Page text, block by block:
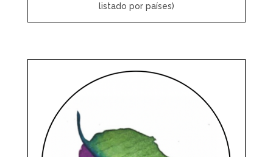
listado por países)